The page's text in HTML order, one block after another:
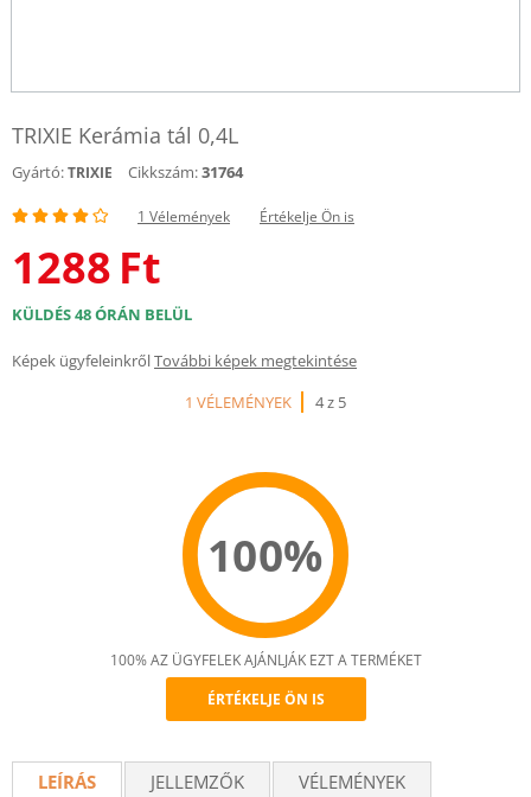
TRIXIE Kerámia tál 0,4L
Gyártó:TRIXIE Cikkszám:31764
1 Vélemények Értékelje Ön is
1288 Ft
KÜLDÉS 48 ÓRÁN BELÜL
Képek ügyfeleinkrőlTovábbi képek megtekintése
1 VÉLEMÉNYEK
4 z 5
100%
Recommend
100% AZ ÜGYFELEK AJÁNLJÁK EZT A TERMÉKET
ÉRTÉKELJE ÖN IS
LEÍRÁS JELLEMZŐK
VÉLEMÉNYEK